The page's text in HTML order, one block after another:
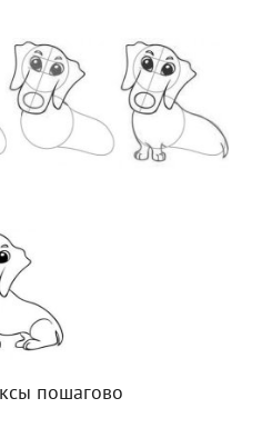
пошагово